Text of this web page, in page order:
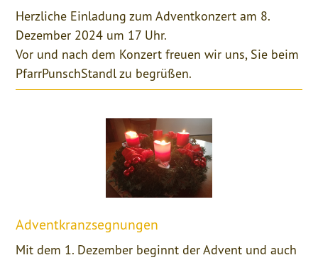
Herzliche Einladung zum Adventkonzert am 8.
Dezember 2024 um 17 Uhr.
Vor und nach dem Konzert freuen wir uns, Sie beim
PfarrPunschStandl zu begrüßen.
Adventkranzsegnungen
Mit dem 1. Dezember beginnt der Advent und auch